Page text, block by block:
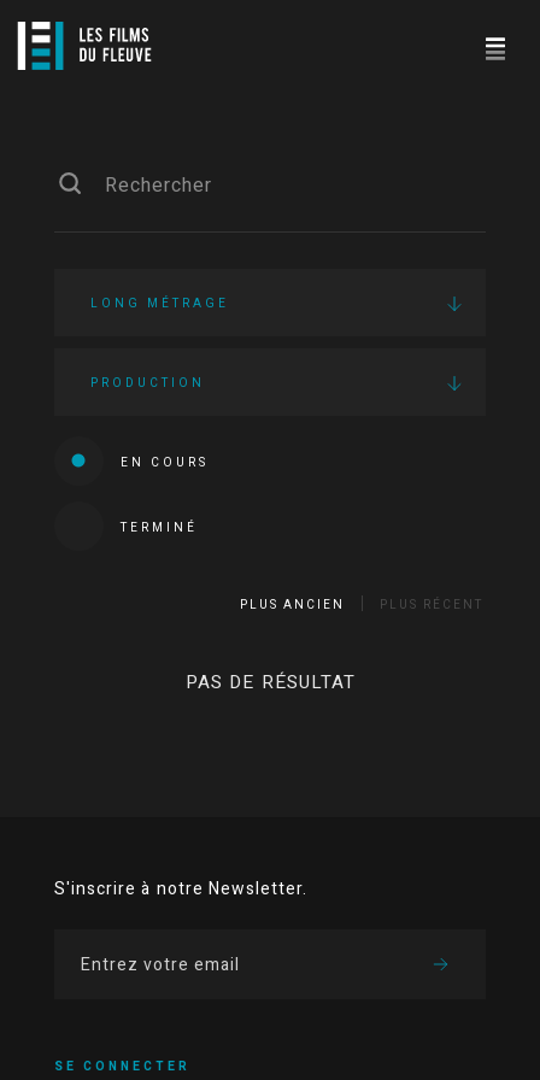
LONG MÉTRAGE
PRODUCTION
EN COURS
TERMINÉ
PLUS ANCIEN PLUS RÉCENT
PAS DE RÉSULTAT
S'inscrire à notre Newsletter.
SE CONNECTER